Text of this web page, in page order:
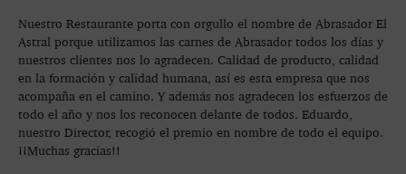
Nuestro Restaurante porta con orgullo el nombre de Abrasador El
Astral porque utilizamos las carnes de Abrasador todos los días y
nuestros clientes nos lo agradecen. Calidad de producto, calidad
en la formación y calidad humana, así es esta empresa que nos
acompaña en el camino. Y además nos agradecen los esfuerzos de
todo el año y nos los reconocen delante de todos. Eduardo,
nuestro Director, recogió el premio en nombre de todo el equipo.
¡¡Muchas gracias!!